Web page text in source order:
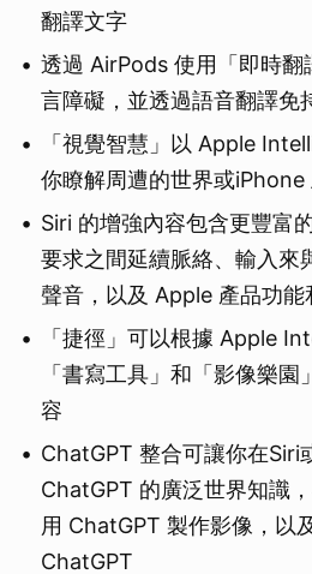
翻譯文字
透過 AirPods 使用「即時翻
言障礙，並透過語音翻譯免
「視覺智慧」以 Apple
你瞭解周遭的世界或
Siri 的增強內容包含更豐富
要求之間延續脈絡、輸入來
聲音，以及 Apple 產品功
「捷徑」可以根據 Apple
「書寫工具」和「影像樂
容
ChatGPT 整合可讓你在Siri
ChatGPT 的廣泛世界知識
用 ChatGPT 製作影像，以
ChatGPT